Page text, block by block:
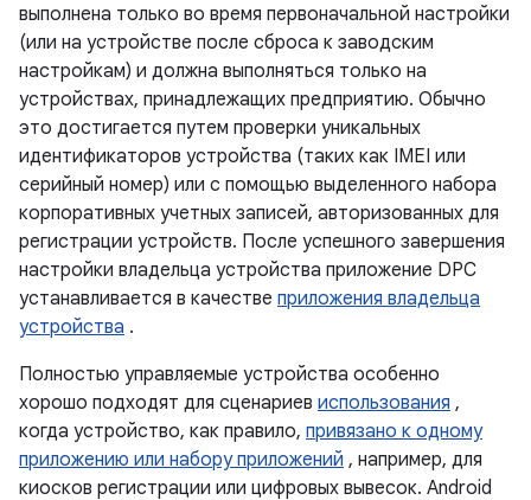
выполнена только во время первоначальной настройки
(или на устройстве после сброса к заводским
настройкам) и должна выполняться только на
устройствах, принадлежащих предприятию. Обычно
это достигается путем проверки уникальных
идентификаторов устройства (таких как IMEI или
серийный номер) или с помощью выделенного набора
корпоративных учетных записей, авторизованных для
регистрации устройств. После успешного завершения
настройки владельца устройства приложение DPC
устанавливается в качестве приложения владельца
устройства .
Полностью управляемые устройства особенно
хорошо подходят для сценариев использования ,
когда устройство, как правило, привязано к одному
приложению или набору приложений , например, для
киосков регистрации или цифровых вывесок. Android